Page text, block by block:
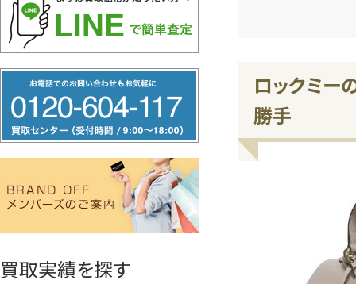
リ
ー
ヤ
買取実績を探す
ロックミー
勝手